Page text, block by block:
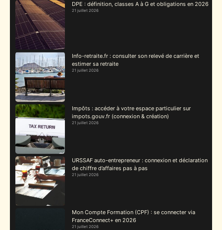
DPE : définition, classes A à G et obligations en 2026
21 juillet 2026
Info-retraite.fr : consulter son relevé de carrière et
estimer sa retraite
21 juillet 2026
Impôts : accéder à votre espace particulier sur
impots.gouv.fr (connexion & création)
21 juillet 2026
URSSAF auto-entrepreneur : connexion et déclaration
de chiffre d’affaires pas à pas
21 juillet 2026
Mon Compte Formation (CPF) : se connecter via
FranceConnect+ en 2026
21 juillet 2026